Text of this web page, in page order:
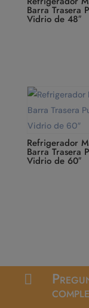
Barra Trasera
Vidrio de 48″
Refrigerador
Barra Trasera
Vidrio de 60″
